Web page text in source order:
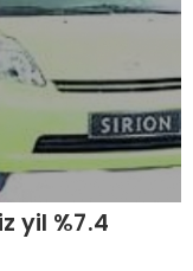
yil %7.4